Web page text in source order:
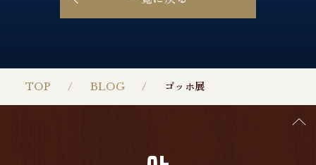
TOP BLOG ゴッホ展